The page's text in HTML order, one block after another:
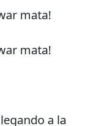
mata!
mata!
a la